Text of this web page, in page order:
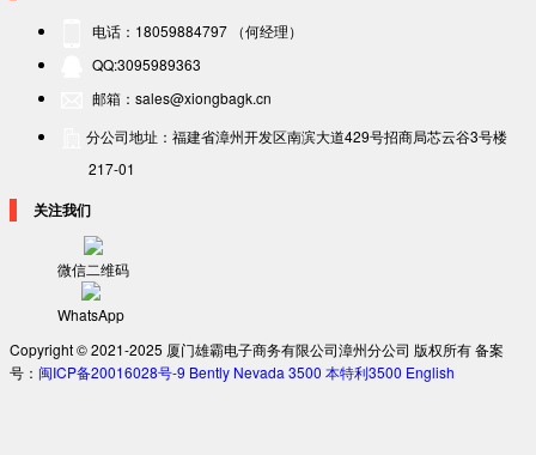
电话：18059884797 （何经理）
QQ:3095989363
邮箱：sales@xiongbagk.cn
分公司地址：福建省漳州开发区南滨大道429号招商局芯云谷3号楼
217-01
关注我们
微信二维码
WhatsApp
Copyright © 2021-2025 厦门雄霸电子商务有限公司漳州分公司 版权所有 备案
号： 闽ICP备20016028号-9 Bently Nevada 3500 本特利3500 English